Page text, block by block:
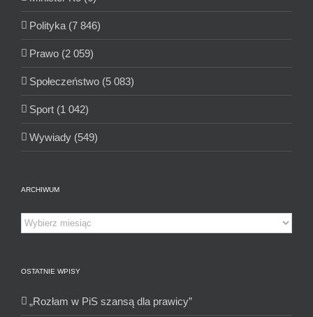
Polityka (7 846)
Prawo (2 059)
Społeczeństwo (5 083)
Sport (1 042)
Wywiady (549)
ARCHIWUM
Archiwum
OSTATNIE WPISY
„Rozłam w PiS szansą dla prawicy”